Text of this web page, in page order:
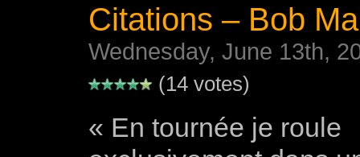
Citations – Bob
Wednesday, June 13th,
(14 votes)
« En tournée je roule